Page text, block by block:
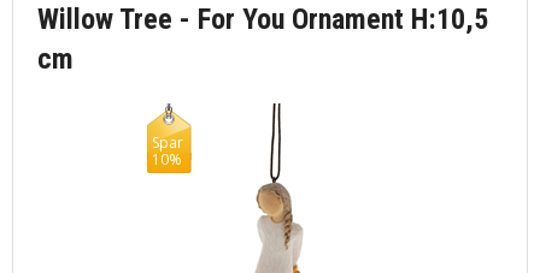
Willow Tree - For You Ornament H:10,5
cm
Spar
10%